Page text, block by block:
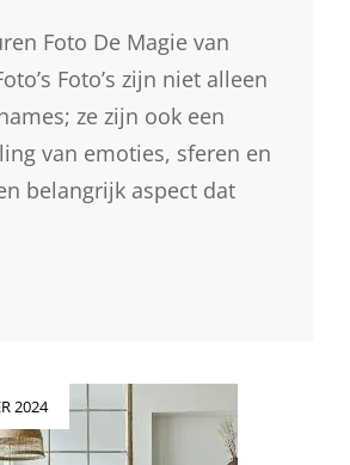
Foto De Magie van
Foto’s zijn niet alleen
ze zijn ook een
van emoties, sferen en
belangrijk aspect dat
KLEUREN
2024